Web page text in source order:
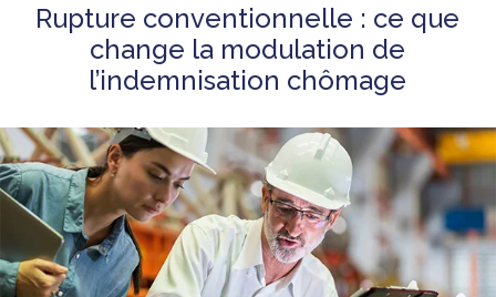
Rupture conventionnelle : ce que
change la modulation de
l’indemnisation chômage